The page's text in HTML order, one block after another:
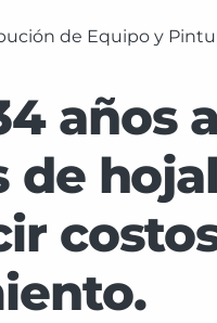
de Equipo y
años
de